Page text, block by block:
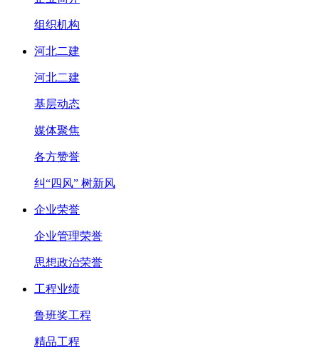
组织机构
河北二建
河北二建
基层动态
媒体聚焦
各方赞誉
纠“四风” 树新风
企业荣誉
企业管理荣誉
思想政治荣誉
工程业绩
鲁班奖工程
精品工程